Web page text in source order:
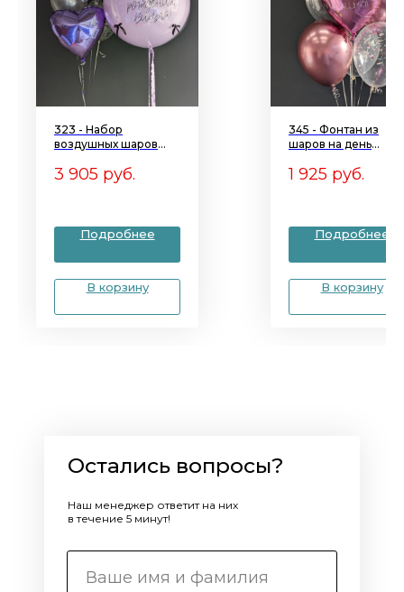
323 - Набор
воздушных шаров
3 905 руб.
Подробнее
В корзину
345 - Фонтан из
шаров на день
ОБЛАКО
1 925 руб.
Подробнее
В корзину
Остались вопросы?
Наш менеджер ответит на них
в течение 5 минут!